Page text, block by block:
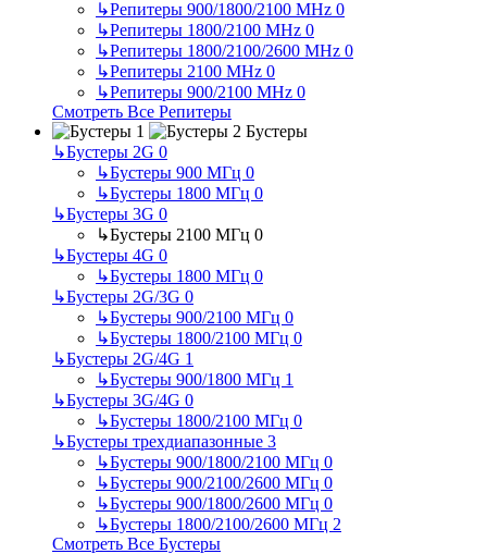
↳Репитеры 900/1800/2100 MHz 0
↳Репитеры 1800/2100 MHz 0
↳Репитеры 1800/2100/2600 MHz 0
↳Репитеры 2100 MHz 0
↳Репитеры 900/2100 MHz 0
Смотреть Все Репитеры
Бустеры
↳Бустеры 2G 0
↳Бустеры 900 МГц 0
↳Бустеры 1800 МГц 0
↳Бустеры 3G 0
↳Бустеры 2100 МГц 0
↳Бустеры 4G 0
↳Бустеры 1800 МГц 0
↳Бустеры 2G/3G 0
↳Бустеры 900/2100 МГц 0
↳Бустеры 1800/2100 МГц 0
↳Бустеры 2G/4G 1
↳Бустеры 900/1800 МГц 1
↳Бустеры 3G/4G 0
↳Бустеры 1800/2100 МГц 0
↳Бустеры трехдиапазонные 3
↳Бустеры 900/1800/2100 МГц 0
↳Бустеры 900/2100/2600 МГц 0
↳Бустеры 900/1800/2600 МГц 0
↳Бустеры 1800/2100/2600 МГц 2
Смотреть Все Бустеры